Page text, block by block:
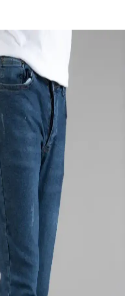
Klipsli Pantolon Askısı
Pantolon Askısı
dayanıklılık ve fiyat açısından
ürün daha dayanıklı ve kullanışlı,
edin.
Antrasit Slim Fit Dar Kesim
Özellikleri ve Kullanım
içeriğiyle rahatlık sağlayan, dar
günlük kullanım ve şıklık arayanlar
kombinasyonlara uygun bir
Kesim Kumaş Pantolon
Özellikleri
kumaş pantolon, hafif ve şık
için ideal, rahat hareket sağlar, dikkatli
seçenekleri sunar.
Siyah Kanvas Slim Fit
Kullanım İpuçları